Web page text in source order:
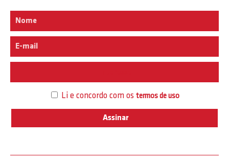
Li e concordo com os termos de uso